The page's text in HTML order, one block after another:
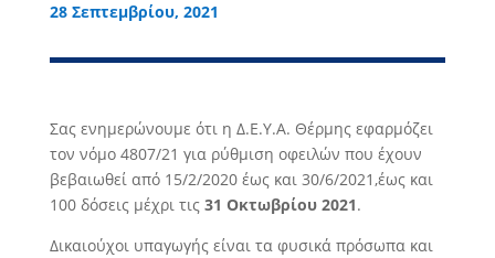
28 Σεπτεμβρίου, 2021
Σας ενημερώνουμε ότι η Δ.Ε.Υ.Α. Θέρμης εφαρμόζει
τον νόμο 4807/21 για ρύθμιση οφειλών που έχουν
βεβαιωθεί από 15/2/2020 έως και 30/6/2021,έως και
100 δόσεις μέχρι τις 31 Οκτωβρίου 2021.
Δικαιούχοι υπαγωγής είναι τα φυσικά πρόσωπα και